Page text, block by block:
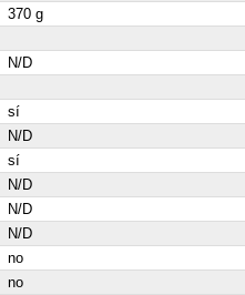
370 g
N/D
sí
N/D
sí
N/D
N/D
N/D
no
no